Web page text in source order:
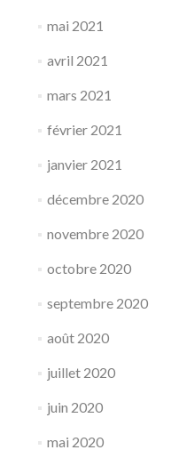
mai 2021
avril 2021
mars 2021
février 2021
janvier 2021
décembre 2020
novembre 2020
octobre 2020
septembre 2020
août 2020
juillet 2020
juin 2020
mai 2020